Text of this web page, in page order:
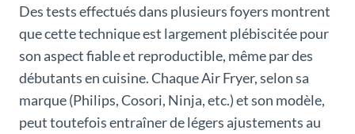
Des tests effectués dans plusieurs foyers montrent
que cette technique est largement plébiscitée pour
son aspect fiable et reproductible, même par des
débutants en cuisine. Chaque Air Fryer, selon sa
marque (Philips, Cosori, Ninja, etc.) et son modèle,
peut toutefois entraîner de légers ajustements au